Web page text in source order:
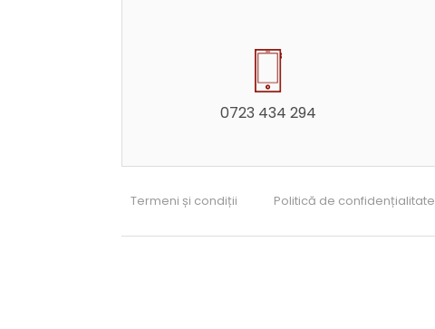
0723 434 294
Termeni și condiții Politică de confidențialitate